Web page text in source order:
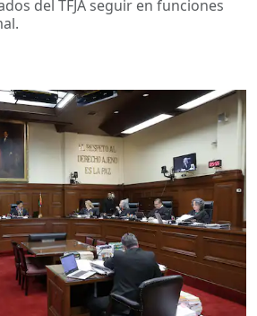
del TFJA seguir en funciones